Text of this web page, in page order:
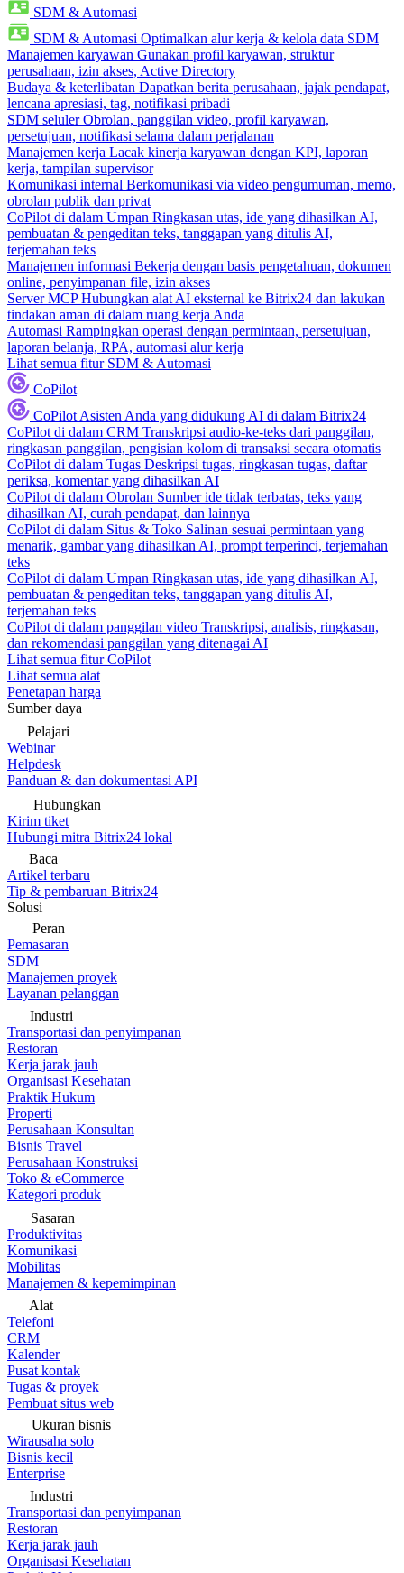
SDM & Automasi
SDM & Automasi Optimalkan alur kerja & kelola data SDM
Manajemen karyawan Gunakan profil karyawan, struktur
perusahaan, izin akses, Active Directory
Budaya & keterlibatan Dapatkan berita perusahaan, jajak pendapat,
lencana apresiasi, tag, notifikasi pribadi
SDM seluler Obrolan, panggilan video, profil karyawan,
persetujuan, notifikasi selama dalam perjalanan
Manajemen kerja Lacak kinerja karyawan dengan KPI, laporan
kerja, tampilan supervisor
Komunikasi internal Berkomunikasi via video pengumuman, memo,
obrolan publik dan privat
CoPilot di dalam Umpan Ringkasan utas, ide yang dihasilkan AI,
pembuatan & pengeditan teks, tanggapan yang ditulis AI,
terjemahan teks
Manajemen informasi Bekerja dengan basis pengetahuan, dokumen
online, penyimpanan file, izin akses
Server MCP Hubungkan alat AI eksternal ke Bitrix24 dan lakukan
tindakan aman di dalam ruang kerja Anda
Automasi Rampingkan operasi dengan permintaan, persetujuan,
laporan belanja, RPA, automasi alur kerja
Lihat semua fitur SDM & Automasi
CoPilot
CoPilot Asisten Anda yang didukung AI di dalam Bitrix24
CoPilot di dalam CRM Transkripsi audio-ke-teks dari panggilan,
ringkasan panggilan, pengisian kolom di transaksi secara otomatis
CoPilot di dalam Tugas Deskripsi tugas, ringkasan tugas, daftar
periksa, komentar yang dihasilkan AI
CoPilot di dalam Obrolan Sumber ide tidak terbatas, teks yang
dihasilkan AI, curah pendapat, dan lainnya
CoPilot di dalam Situs & Toko Salinan sesuai permintaan yang
menarik, gambar yang dihasilkan AI, prompt terperinci, terjemahan
teks
CoPilot di dalam Umpan Ringkasan utas, ide yang dihasilkan AI,
pembuatan & pengeditan teks, tanggapan yang ditulis AI,
terjemahan teks
CoPilot di dalam panggilan video Transkripsi, analisis, ringkasan,
dan rekomendasi panggilan yang ditenagai AI
Lihat semua fitur CoPilot
Lihat semua alat
Penetapan harga
Sumber daya
Pelajari
Webinar
Helpdesk
Panduan & dan dokumentasi API
Hubungkan
Kirim tiket
Hubungi mitra Bitrix24 lokal
Baca
Artikel terbaru
Tip & pembaruan Bitrix24
Solusi
Peran
Pemasaran
SDM
Manajemen proyek
Layanan pelanggan
Industri
Transportasi dan penyimpanan
Restoran
Kerja jarak jauh
Organisasi Kesehatan
Praktik Hukum
Properti
Perusahaan Konsultan
Bisnis Travel
Perusahaan Konstruksi
Toko & eCommerce
Kategori produk
Sasaran
Produktivitas
Komunikasi
Mobilitas
Manajemen & kepemimpinan
Alat
Telefoni
CRM
Kalender
Pusat kontak
Tugas & proyek
Pembuat situs web
Ukuran bisnis
Wirausaha solo
Bisnis kecil
Enterprise
Industri
Transportasi dan penyimpanan
Restoran
Kerja jarak jauh
Organisasi Kesehatan